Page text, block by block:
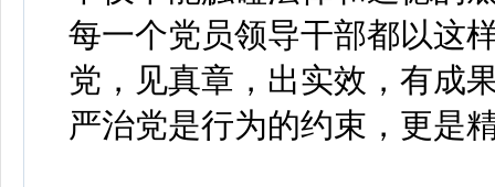
每一个党员领导干部都以这
党，见真章，出实效，有成
严治党是行为的约束，更是